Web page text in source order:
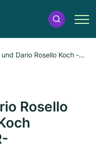
Dario Rosello Koch -
Rosello